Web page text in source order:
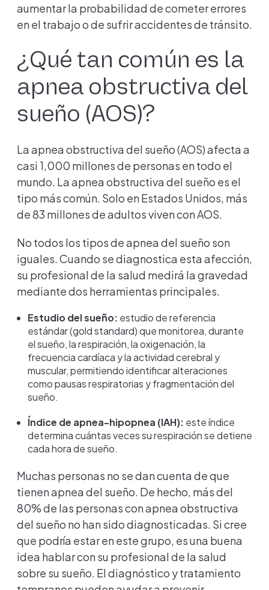
aumentar la probabilidad de cometer errores
en el trabajo o de sufrir accidentes de tránsito.
¿Qué tan común es la
apnea obstructiva del
sueño (AOS)?
La apnea obstructiva del sueño (AOS) afecta a
casi 1,000 millones de personas en todo el
mundo. La apnea obstructiva del sueño es el
tipo más común. Solo en Estados Unidos, más
de 83 millones de adultos viven con AOS.
No todos los tipos de apnea del sueño son
iguales. Cuando se diagnostica esta afección,
su profesional de la salud medirá la gravedad
mediante dos herramientas principales.
Estudio del sueño: estudio de referencia
estándar (gold standard) que monitorea, durante
el sueño, la respiración, la oxigenación, la
frecuencia cardíaca y la actividad cerebral y
muscular, permitiendo identificar alteraciones
como pausas respiratorias y fragmentación del
sueño.
Índice de apnea-hipopnea (IAH): este índice
determina cuántas veces su respiración se detiene
cada hora de sueño.
Muchas personas no se dan cuenta de que
tienen apnea del sueño. De hecho, más del
80% de las personas con apnea obstructiva
del sueño no han sido diagnosticadas. Si cree
que podría estar en este grupo, es una buena
idea hablar con su profesional de la salud
sobre su sueño. El diagnóstico y tratamiento